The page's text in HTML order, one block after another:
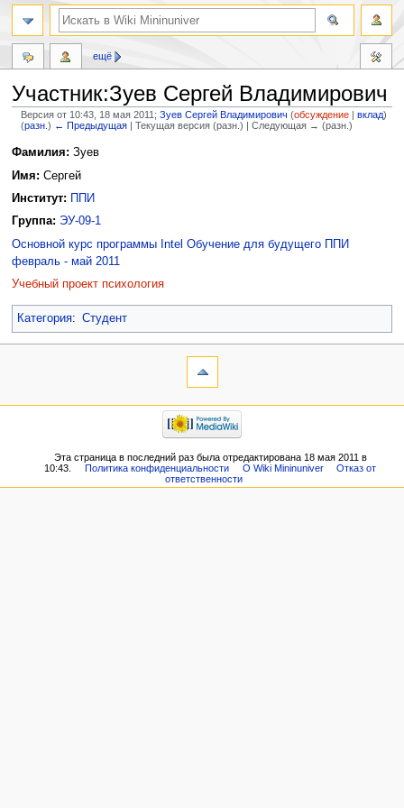
Участник:Зуев Сергей Владимирович
Версия от 10:43, 18 мая 2011;Зуев Сергей Владимирович (обсуждение |вклад)
(разн.) ← Предыдущая | Текущая версия (разн.) | Следующая → (разн.)
Перейти
к
навигации
Перейти
к
Фамилия: Зуев
Имя: Сергей
Институт: ППИ
Группа: ЭУ-09-1
Основной курс программы Intel Обучение для будущего ППИ
февраль - май 2011
Учебный проект психология
Категория: Студент
ещё
Эта страница в последний раз была отредактирована 18 мая 2011 в
10:43.
Политика конфиденциальности О Wiki Mininuniver
Отказ от
ответственности